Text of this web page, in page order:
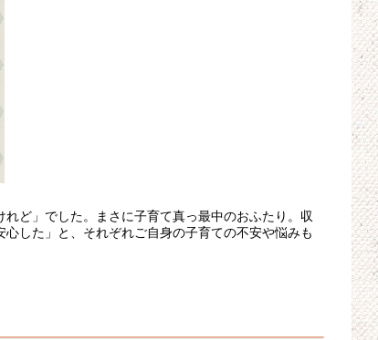
ど」でした。まさに子育て真っ最中のおふたり。収
した」と、それぞれご自身の子育ての不安や悩みも